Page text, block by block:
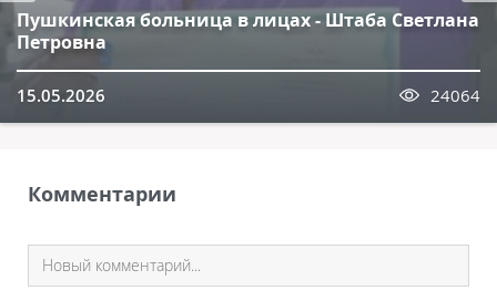
Пушкинская больница в лицах - Штаба Светлана
Петровна
15.05.2026 24064
Комментарии